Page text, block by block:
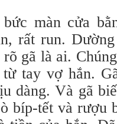
màn cửa
rất run.
gã là ai.
tay vợ hắn.
dàng. Và gã
bíp-tết và rượu